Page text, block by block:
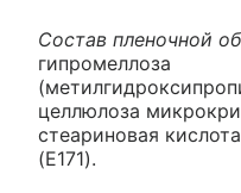
Состав пленочной
гипромеллоза
целлюлоза
стеариновая
(E171).